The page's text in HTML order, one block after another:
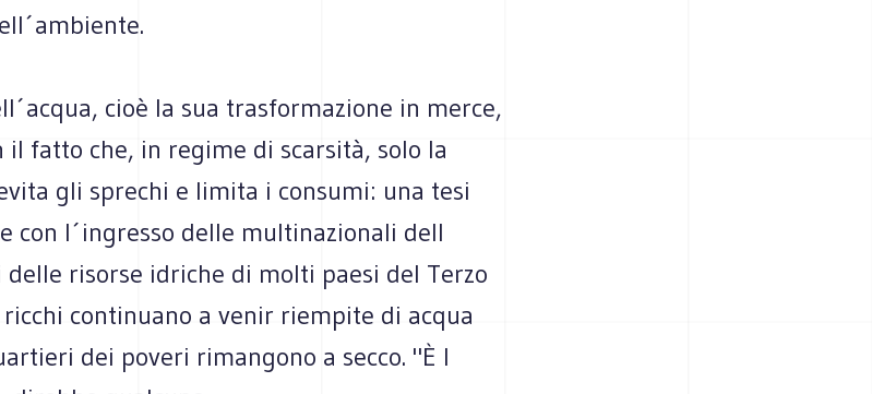
cioè la sua trasformazione in merce,
fatto che, in regime di scarsità, solo la
gli sprechi e limita i consumi: una tesi
con l´ingresso delle multinazionali dell
delle risorse idriche di molti paesi del Terzo
continuano a venir riempite di acqua
dei poveri rimangono a secco. "È l